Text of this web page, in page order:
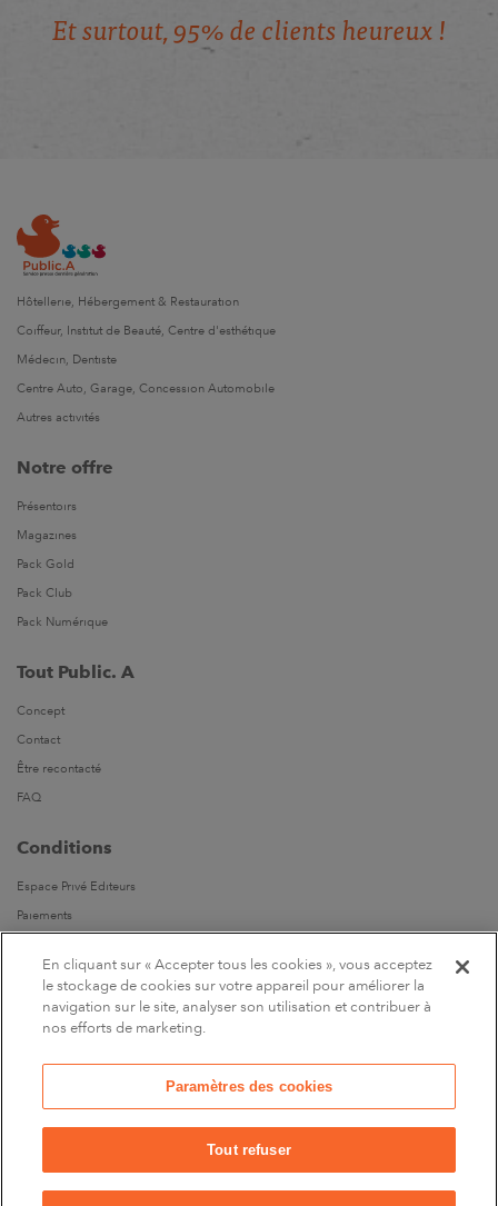
Et surtout, 95% de clients heureux !
Hôtellerie, Hébergement & Restauration
Coiffeur, Institut de Beauté, Centre d'esthétique
Médecin, Dentiste
Centre Auto, Garage, Concession Automobile
Autres activités
Notre offre
Présentoirs
Magazines
Pack Gold
Pack Club
Pack Numérique
Tout Public. A
Concept
Contact
Être recontacté
FAQ
Conditions
Espace Privé Editeurs
Paiements
Parrainages
Suivez-nous
Marchand approuvé par la Société des Avis Garantis,cliquez ici
pour vérifier.
8/10
En cliquant sur « Accepter tous les cookies », vous acceptez
le stockage de cookies sur votre appareil pour améliorer la
navigation sur le site, analyser son utilisation et contribuer à
nos efforts de marketing.
Paramètres des cookies
Tout refuser
8/10